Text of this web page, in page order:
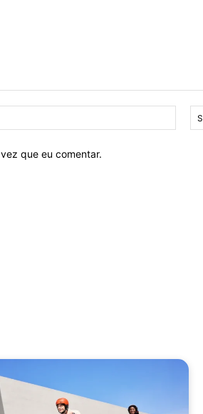
mail:*
que eu comentar.